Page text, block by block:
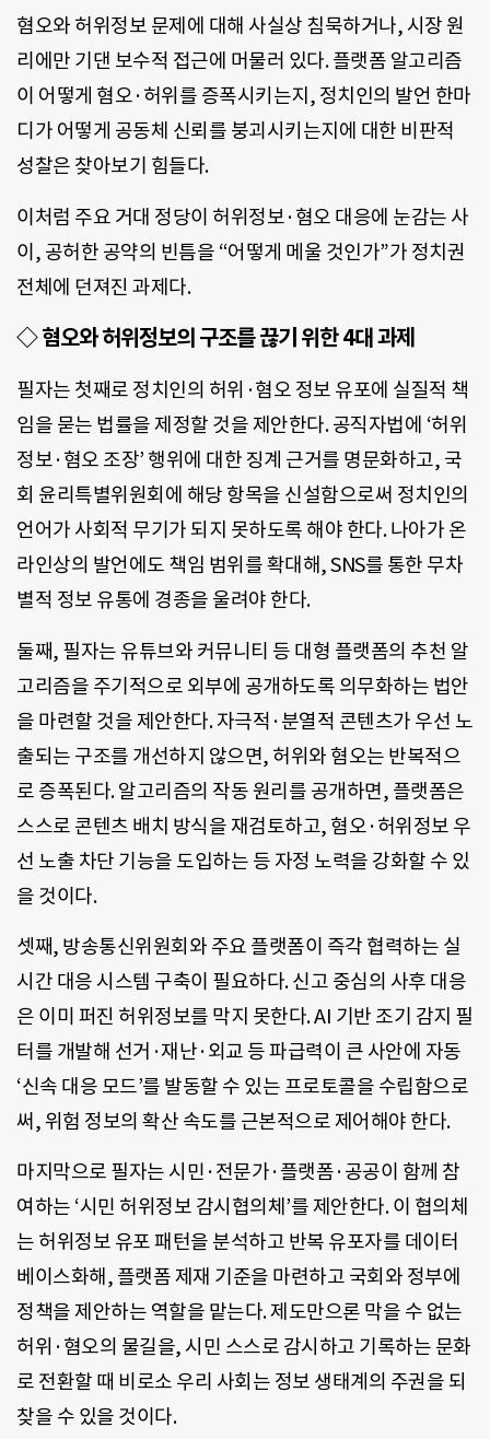
혐오와 허위정보 문제에 대해 사실상 침묵하거나, 시장 원
리에만 기댄 보수적 접근에 머물러 있다. 플랫폼 알고리즘
이 어떻게 혐오·허위를 증폭시키는지, 정치인의 발언 한마
디가 어떻게 공동체 신뢰를 붕괴시키는지에 대한 비판적
성찰은 찾아보기 힘들다.
이처럼 주요 거대 정당이 허위정보·혐오 대응에 눈감는 사
이, 공허한 공약의 빈틈을 “어떻게 메울 것인가”가 정치권
전체에 던져진 과제다.
◇혐오와 허위정보의 구조를 끊기 위한4대 과제
필자는 첫째로 정치인의 허위·혐오 정보 유포에 실질적 책
임을 묻는 법률을 제정할 것을 제안한다. 공직자법에 ‘허위
정보·혐오 조장’ 행위에 대한 징계 근거를 명문화하고, 국
회 윤리특별위원회에 해당 항목을 신설함으로써 정치인의
언어가 사회적 무기가 되지 못하도록 해야 한다. 나아가 온
라인상의 발언에도 책임 범위를 확대해, SNS를 통한 무차
별적 정보 유통에 경종을 울려야 한다.
둘째, 필자는 유튜브와 커뮤니티 등 대형 플랫폼의 추천 알
고리즘을 주기적으로 외부에 공개하도록 의무화하는 법안
을 마련할 것을 제안한다. 자극적·분열적 콘텐츠가 우선 노
출되는 구조를 개선하지 않으면, 허위와 혐오는 반복적으
로 증폭된다. 알고리즘의 작동 원리를 공개하면, 플랫폼은
스스로 콘텐츠 배치 방식을 재검토하고, 혐오·허위정보 우
선 노출 차단 기능을 도입하는 등 자정 노력을 강화할 수 있
을 것이다.
셋째, 방송통신위원회와 주요 플랫폼이 즉각 협력하는 실
시간 대응 시스템 구축이 필요하다. 신고 중심의 사후 대응
은 이미 퍼진 허위정보를 막지 못한다. AI 기반 조기 감지 필
터를 개발해 선거·재난·외교 등 파급력이 큰 사안에 자동
‘신속 대응 모드’를 발동할 수 있는 프로토콜을 수립함으로
써, 위험 정보의 확산 속도를 근본적으로 제어해야 한다.
마지막으로 필자는 시민·전문가·플랫폼·공공이 함께 참
여하는 ‘시민 허위정보 감시협의체’를 제안한다. 이 협의체
는 허위정보 유포 패턴을 분석하고 반복 유포자를 데이터
베이스화해, 플랫폼 제재 기준을 마련하고 국회와 정부에
정책을 제안하는 역할을 맡는다. 제도만으론 막을 수 없는
허위·혐오의 물길을, 시민 스스로 감시하고 기록하는 문화
로 전환할 때 비로소 우리 사회는 정보 생태계의 주권을 되
찾을 수 있을 것이다.